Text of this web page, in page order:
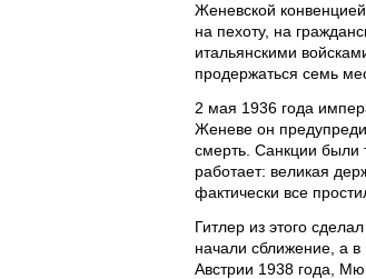
Женевской
на пехоту, на
итальянскими
продержаться семь
2 мая 1936 года
Женеве он
смерть. Санкции были
работает: великая
фактически все
Гитлер из этого
начали сближение, а
Австрии 1938 года,